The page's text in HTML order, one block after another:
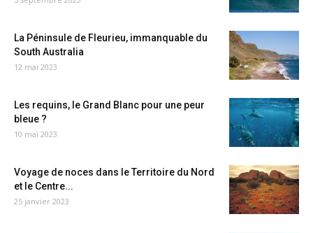
La Péninsule de Fleurieu, immanquable du
South Australia
12 mai 2023
Les requins, le Grand Blanc pour une peur
bleue ?
10 mai 2023
Voyage de noces dans le Territoire du Nord
et le Centre...
25 janvier 2023